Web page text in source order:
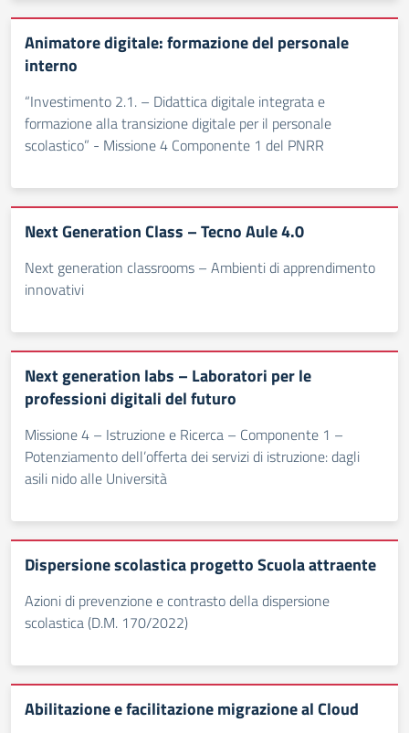
Animatore digitale: formazione del personale
interno
“Investimento 2.1. – Didattica digitale integrata e
formazione alla transizione digitale per il personale
scolastico” - Missione 4 Componente 1 del PNRR
Next Generation Class – Tecno Aule 4.0
Next generation classrooms – Ambienti di apprendimento
innovativi
Next generation labs – Laboratori per le
professioni digitali del futuro
Missione 4 – Istruzione e Ricerca – Componente 1 –
Potenziamento dell’offerta dei servizi di istruzione: dagli
asili nido alle Università
Dispersione scolastica progetto Scuola attraente
Azioni di prevenzione e contrasto della dispersione
scolastica (D.M. 170/2022)
Abilitazione e facilitazione migrazione al Cloud